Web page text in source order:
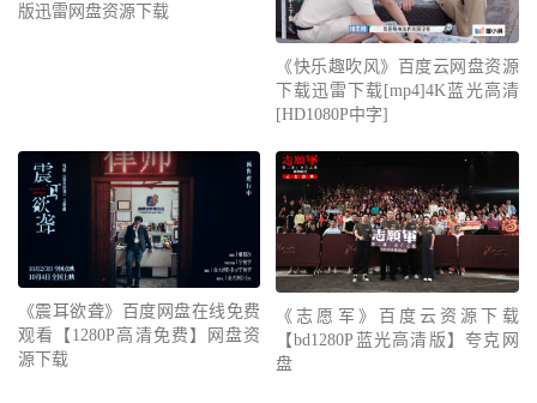
版迅雷网盘资源下载
《快乐趣吹风》百度云网盘资源
下载迅雷下载[mp4]4K蓝光高清
[HD1080P中字]
《震耳欲聋》百度网盘在线免费
观看【1280P高清免费】网盘资
源下载
《志愿军》百度云资源下载
【bd1280P蓝光高清版】夸克网
盘